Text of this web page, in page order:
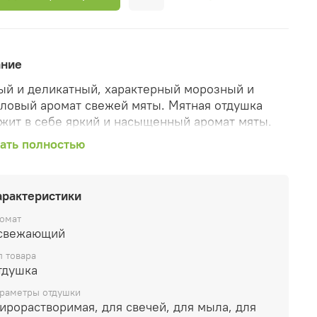
и деликатный, характерный морозный и
аромат свежей мяты. Мятная отдушка
в себе яркий и насыщенный аромат мяты.
знаком своим легким холодком и приятной
воски и парафин используется до 10%
саше и благовония до 50%
и парфюмерия до 5%
полностью
товара
отдушки
для свечей, для мыла, для